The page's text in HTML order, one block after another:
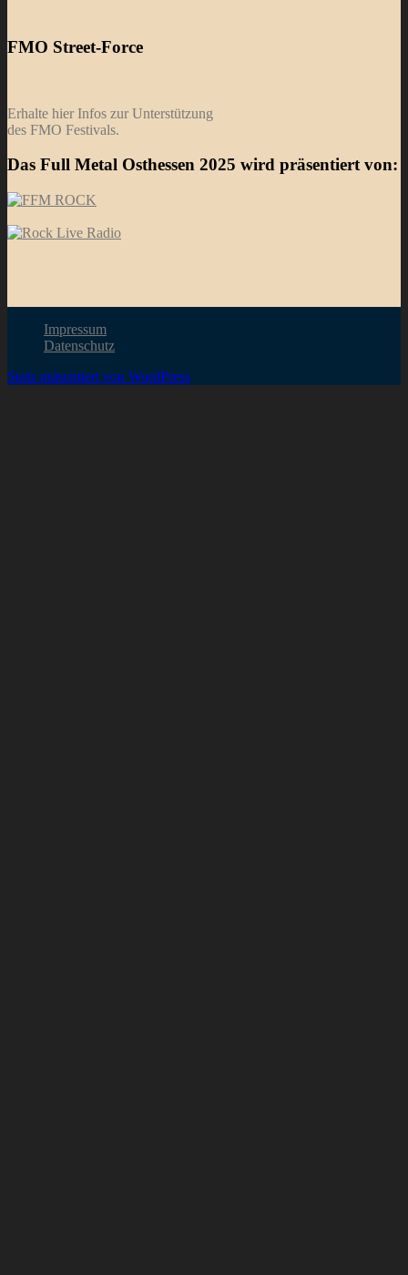
FMO Street-Force
Erhalte hier Infos zur Unterstützung
des FMO Festivals.
Das Full Metal Osthessen 2025 wird präsentiert von:
Impressum
Datenschutz
Stolz präsentiert von WordPress